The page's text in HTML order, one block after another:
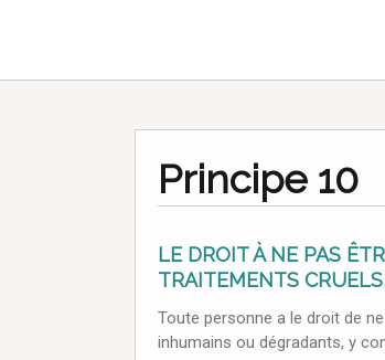
Principe 10
LE DROIT À NE PAS
TRAITEMENTS
Toute personne a le droit de
inhumains ou dégradants, y